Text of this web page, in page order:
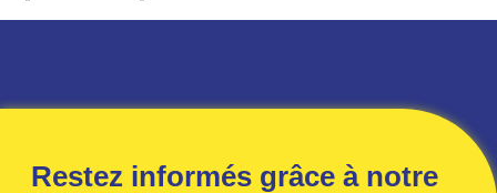
Restez informés grâce à notre